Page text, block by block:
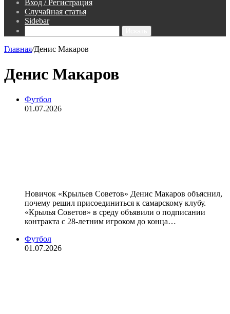
Вход / Регистрация
Случайная статья
Sidebar
Главная/Денис Макаров
Денис Макаров
Футбол
01.07.2026
Новичок «Крыльев Советов» Денис Макаров объяснил,
почему решил присоединиться к самарскому клубу.
«Крылья Советов» в среду объявили о подписании
контракта с 28‑летним игроком до конца…
Футбол
01.07.2026